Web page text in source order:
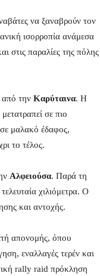
να ξαναβρούν τον
ισορροπία ανάμεσα
στις παραλίες της πόλης
την Καρύταινα. Η
μετατραπεί σε πιο
σε μαλακό έδαφος,
το τέλος.
Αλφειούσα. Παρά τη
χιλιόμετρα. Ο
και αντοχής.
απονομής, όπου
εναλλαγές τερέν και
rally raid πρόκληση